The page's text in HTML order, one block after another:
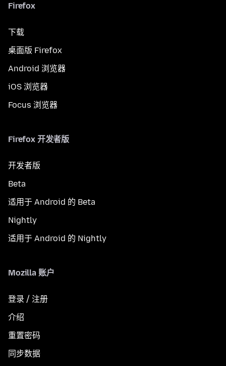
Firefox
下载
桌面版 Firefox
Android 浏览器
iOS 浏览器
Focus 浏览器
Firefox 开发者版
开发者版
Beta
适用于 Android 的 Beta
Nightly
适用于 Android 的 Nightly
Mozilla 账户
登录 / 注册
介绍
重置密码
同步数据